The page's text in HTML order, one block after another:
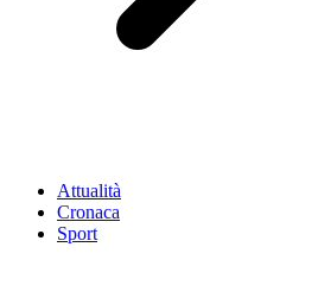
Attualità
Cronaca
Sport